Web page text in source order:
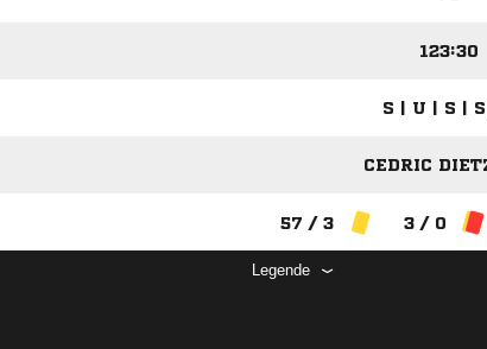
123:30
S | U | S |
CEDRIC
57 / 3 3 / 0
Legende